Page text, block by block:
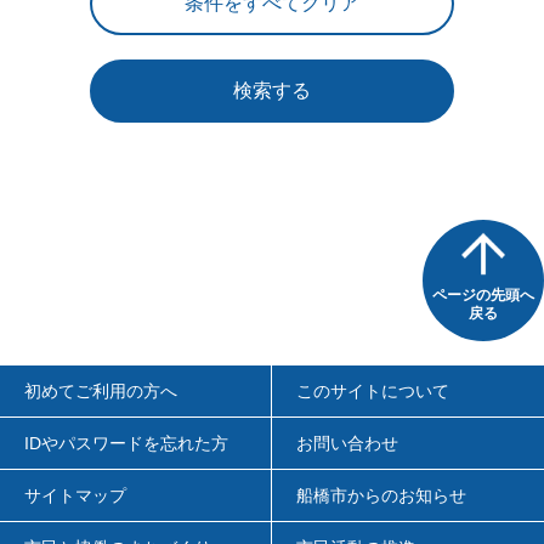
検索する
ページの先頭へ
戻る
初めてご利用の方へ このサイトについて
IDやパスワードを忘れた方 お問い合わせ
サイトマップ 船橋市からのお知らせ